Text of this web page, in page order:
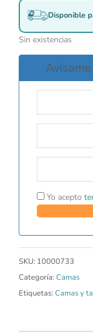
Disponible
Sin existencias
Yo acepto
SKU: 10000733
Categoría: Camas
Etiquetas: Camas y